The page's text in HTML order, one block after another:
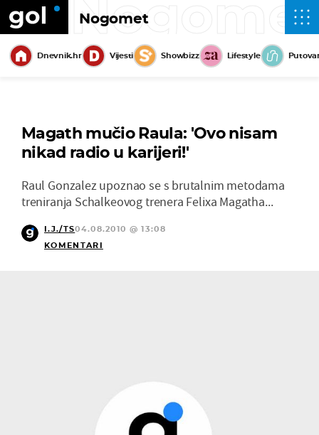
Nogomet
Dnevnik.hr Vijesti Showbizz Lifestyle
Magath mučio Raula: 'Ovo nisam
nikad radio u karijeri!'
Raul Gonzalez upoznao se s brutalnim metodama
treniranja Schalkeovog trenera Felixa Magatha...
I.J./TS04.08.2010 @ 13:08
KOMENTARI